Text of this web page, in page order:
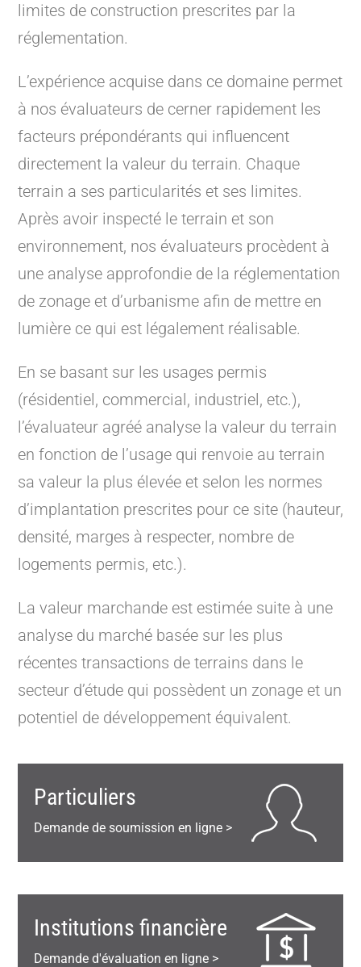
limites de construction prescrites par la
réglementation.
L’expérience acquise dans ce domaine permet
à nos évaluateurs de cerner rapidement les
facteurs prépondérants qui influencent
directement la valeur du terrain. Chaque
terrain a ses particularités et ses limites.
Après avoir inspecté le terrain et son
environnement, nos évaluateurs procèdent à
une analyse approfondie de la réglementation
de zonage et d’urbanisme afin de mettre en
lumière ce qui est légalement réalisable.
En se basant sur les usages permis
(résidentiel, commercial, industriel, etc.),
l’évaluateur agréé analyse la valeur du terrain
en fonction de l’usage qui renvoie au terrain
sa valeur la plus élevée et selon les normes
d’implantation prescrites pour ce site (hauteur,
densité, marges à respecter, nombre de
logements permis, etc.).
La valeur marchande est estimée suite à une
analyse du marché basée sur les plus
récentes transactions de terrains dans le
secteur d’étude qui possèdent un zonage et un
potentiel de développement équivalent.
Particuliers
Demande de soumission en ligne >
Institutions financière
Demande d'évaluation en ligne >